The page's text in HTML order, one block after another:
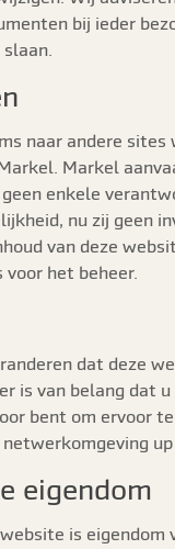
bij ieder
naar andere sites
Markel
enkele
nu zij geen
van deze
het beheer.
dat deze
is van belang dat
bent om ervoor
up
eigendom
is eigendom